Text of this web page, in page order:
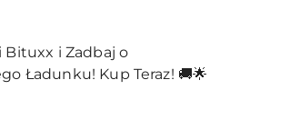
Bituxx i Zadbaj o
Ładunku! Kup Teraz! 🚚🌟